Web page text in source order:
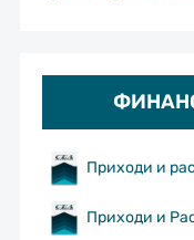
Приходи и
Приходи и